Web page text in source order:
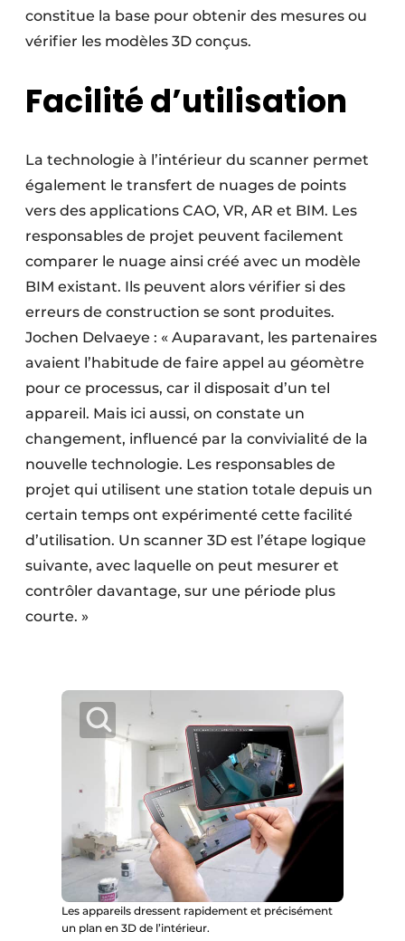
constitue la base pour obtenir des mesures ou
vérifier les modèles 3D conçus.
Facilité d’utilisation
La technologie à l’intérieur du scanner permet
également le transfert de nuages de points
vers des applications CAO, VR, AR et BIM. Les
responsables de projet peuvent facilement
comparer le nuage ainsi créé avec un modèle
BIM existant. Ils peuvent alors vérifier si des
erreurs de construction se sont produites.
Jochen Delvaeye : « Auparavant, les partenaires
avaient l’habitude de faire appel au géomètre
pour ce processus, car il disposait d’un tel
appareil. Mais ici aussi, on constate un
changement, influencé par la convivialité de la
nouvelle technologie. Les responsables de
projet qui utilisent une station totale depuis un
certain temps ont expérimenté cette facilité
d’utilisation. Un scanner 3D est l’étape logique
suivante, avec laquelle on peut mesurer et
contrôler davantage, sur une période plus
courte. »
Les appareils dressent rapidement et précisément
un plan en 3D de l’intérieur.